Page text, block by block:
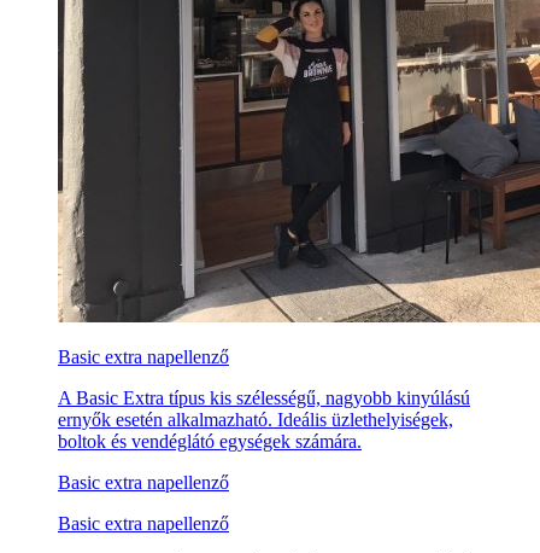
Basic extra napellenző
A Basic Extra típus kis szélességű, nagyobb kinyúlású
ernyők esetén alkalmazható. Ideális üzlethelyiségek,
boltok és vendéglátó egységek számára.
Basic extra napellenző
Basic extra napellenző